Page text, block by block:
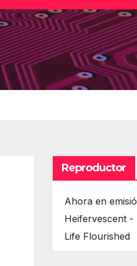
Reproductor
Ahora en
Heifervescent -
Life Flourished